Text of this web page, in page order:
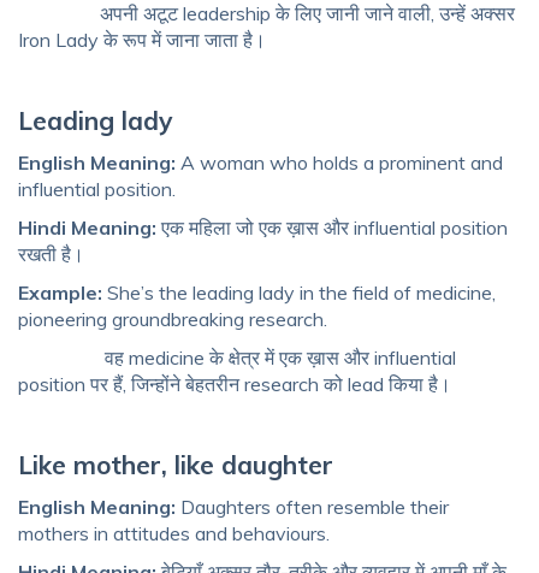
अपनी अटूट leadership के लिए जानी जाने वाली, उन्हें अक्सर
Iron Lady के रूप में जाना जाता है।
Leading lady
English Meaning: A woman who holds a prominent and
influential position.
Hindi Meaning: एक महिला जो एक ख़ास और influential position
रखती है।
Example: She’s the leading lady in the field of medicine,
pioneering groundbreaking research.
वह medicine के क्षेत्र में एक ख़ास और influential
position पर हैं, जिन्होंने बेहतरीन research को lead किया है।
Like mother, like daughter
English Meaning: Daughters often resemble their
mothers in attitudes and behaviours.